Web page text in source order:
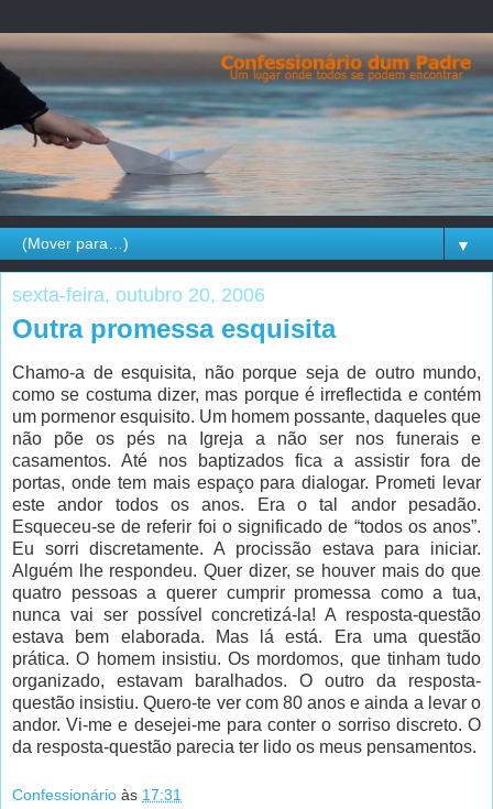
▼
sexta-feira, outubro 20, 2006
Outra promessa esquisita
Chamo-a de esquisita, não porque seja de outro mundo,
como se costuma dizer, mas porque é irreflectida e contém
um pormenor esquisito. Um homem possante, daqueles que
não põe os pés na Igreja a não ser nos funerais e
casamentos. Até nos baptizados fica a assistir fora de
portas, onde tem mais espaço para dialogar. Prometi levar
este andor todos os anos. Era o tal andor pesadão.
Esqueceu-se de referir foi o significado de “todos os anos”.
Eu sorri discretamente. A procissão estava para iniciar.
Alguém lhe respondeu. Quer dizer, se houver mais do que
quatro pessoas a querer cumprir promessa como a tua,
nunca vai ser possível concretizá-la! A resposta-questão
estava bem elaborada. Mas lá está. Era uma questão
prática. O homem insistiu. Os mordomos, que tinham tudo
organizado, estavam baralhados. O outro da resposta-
questão insistiu. Quero-te ver com 80 anos e ainda a levar o
andor. Vi-me e desejei-me para conter o sorriso discreto. O
da resposta-questão parecia ter lido os meus pensamentos.
Confessionário às 17:31